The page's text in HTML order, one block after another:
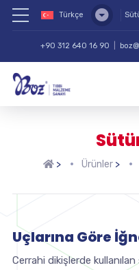
Türkçe
+90 312 640 16 90
> Ürünler >
Uçlarına Göre
Cerrahi dikişlerde